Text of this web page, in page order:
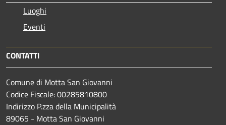
Luoghi
Eventi
CONTATTI
Comune di Motta San Giovanni
Codice Fiscale: 00285810800
Indirizzo P.zza della Municipalità
89065 - Motta San Giovanni